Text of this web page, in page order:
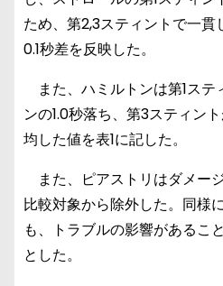
ため、第2,3スティントで一
0.1秒差を反映した。
また、ハミルトンは第1ステ
ンの1.0秒落ち、第3スティン
均した値を表1に記した。
また、ピアストリはダメー
比較対象から除外した。同様
も、トラブルの影響があるこ
とした。